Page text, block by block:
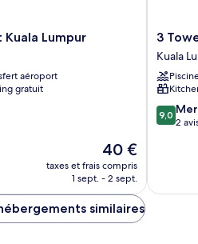
Kuala Lumpur
aéroport
gratuit
Le
nouveau
prix
de
40 €
taxes et frais compris
1 sept. - 2 sept.
3
Towers
Jalan
Ampang
By
Serenity
Homes
3
Kuala
9.0
sur
9,0
2
similaires